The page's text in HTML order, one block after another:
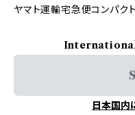
ヤマト運輸宅急便コンパ
日本国内